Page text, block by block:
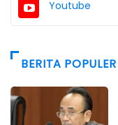
Youtube
BERITA POPULER